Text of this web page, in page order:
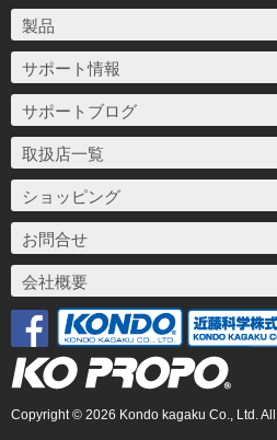
製品
サポート情報
サポートブログ
取扱店一覧
ショッピング
お問合せ
会社概要
Copyright © 2026 Kondo kagaku Co., Ltd. All